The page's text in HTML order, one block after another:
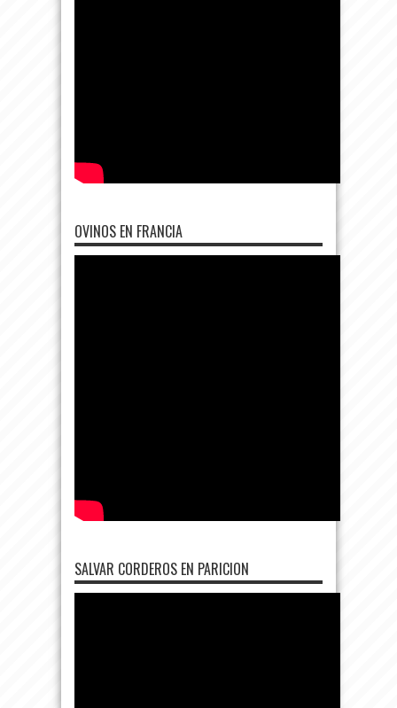
OVINOS EN FRANCIA
SALVAR CORDEROS EN PARICION